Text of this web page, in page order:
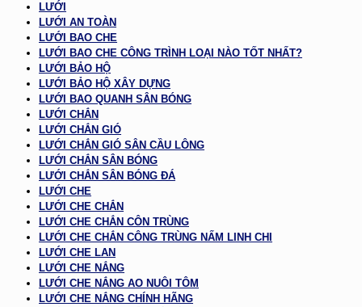
LƯỚI
LƯỚI AN TOÀN
LƯỚI BAO CHE
LƯỚI BAO CHE CÔNG TRÌNH LOẠI NÀO TỐT NHẤT?
LƯỚI BẢO HỘ
LƯỚI BẢO HỘ XÂY DỰNG
LƯỚI BAO QUANH SÂN BÓNG
LƯỚI CHẮN
LƯỚI CHẮN GIÓ
LƯỚI CHẮN GIÓ SÂN CẦU LÔNG
LƯỚI CHẮN SÂN BÓNG
LƯỚI CHẮN SÂN BÓNG ĐÁ
LƯỚI CHE
LƯỚI CHE CHẮN
LƯỚI CHE CHẮN CÔN TRÙNG
LƯỚI CHE CHẮN CÔNG TRÙNG NẤM LINH CHI
LƯỚI CHE LAN
LƯỚI CHE NẮNG
LƯỚI CHE NẮNG AO NUÔI TÔM
LƯỚI CHE NẮNG CHÍNH HÃNG